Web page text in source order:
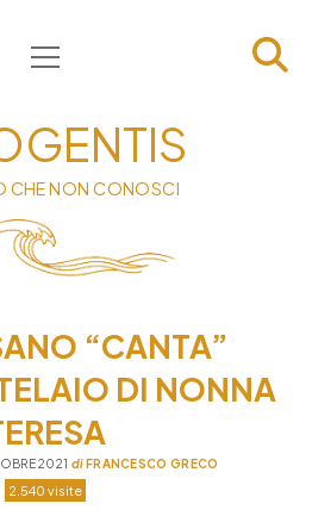
HOME
INFORMATIVA
CONTATTI
& COOKIE POLICY
apri
menu
CHE NON CONOSCI
“CANTA”
DI NONNA
2021 diFRANCESCO GRECO
2.540 visite